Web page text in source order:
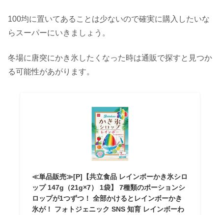
100均に置いてあることは少ないので確実に購入したいな
らスーパーにいきましょう。
冬場に唐突にかき氷したくなった時は通販で探すと見つか
る可能性があがります。
≪単品販売≫[P]【共立食品 レインボーかき氷シロ
ップ 147g（21g×7） 1袋】 7種類のポーションシ
ロップが1つずつ！ 全部かけるとレインボーかき
氷が！ フォトジェニック SNS 知育 レインボーわ